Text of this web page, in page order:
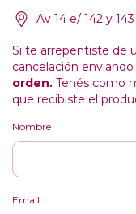
Av 14 e/ 142 y
Si te arrepentiste de
cancelación
orden. Tenés como
que recibiste el
Nombre
Email